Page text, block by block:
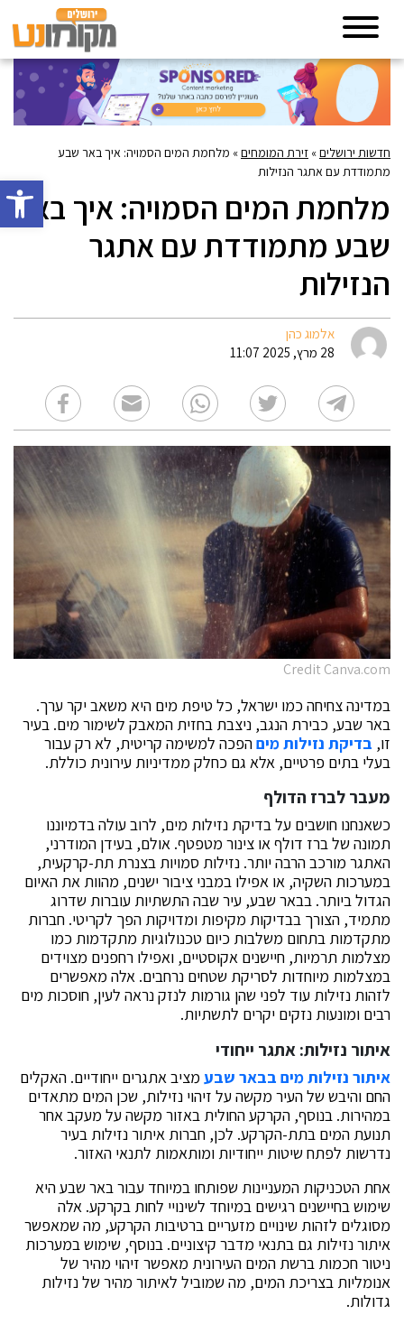
פתח
חדשות ירושלים» זירת המומחים» מלחמת המים הסמויה: איך באר שבע
מתמודדת עם אתגר הנזילות
מלחמת המים הסמויה: איך באר
שבע מתמודדת עם אתגר
הנזילות
אלמוג כהן
28 מרץ, 2025 11:07
Credit Canva.com
במדינה צחיחה כמו ישראל, כל טיפת מים היא משאב יקר ערך.
באר שבע, כבירת הנגב, ניצבת בחזית המאבק לשימור מים. בעיר
זו, בדיקת נזילות מיםהפכה למשימה קריטית, לא רק עבור
בעלי בתים פרטיים, אלא גם כחלק ממדיניות עירונית כוללת.
מעבר לברז הדולף
כשאנחנו חושבים על בדיקת נזילות מים, לרוב עולה בדמיוננו
תמונה של ברז דולף או צינור מטפטף. אולם, בעידן המודרני,
האתגר מורכב הרבה יותר. נזילות סמויות בצנרת תת-קרקעית,
במערכות השקיה, או אפילו במבני ציבור ישנים, מהוות את האיום
הגדול ביותר. בבאר שבע, עיר שבה התשתיות עוברות שדרוג
מתמיד, הצורך בבדיקות מקיפות ומדויקות הפך לקריטי. חברות
מתקדמות בתחום משלבות כיום טכנולוגיות מתקדמות כמו
מצלמות תרמיות, חיישנים אקוסטיים, ואפילו רחפנים מצוידים
במצלמות מיוחדות לסריקת שטחים נרחבים. אלה מאפשרים
לזהות נזילות עוד לפני שהן גורמות לנזק נראה לעין, חוסכות מים
רבים ומונעות נזקים יקרים לתשתיות.
איתור נזילות: אתגר ייחודי
איתור נזילות מים בבאר שבעמציב אתגרים ייחודיים. האקלים
החם והיבש של העיר מקשה על זיהוי נזילות, שכן המים מתאדים
במהירות. בנוסף, הקרקע החולית באזור מקשה על מעקב אחר
תנועת המים בתת-הקרקע. לכן, חברות איתור נזילות בעיר
נדרשות לפתח שיטות ייחודיות ומותאמות לתנאי האזור.
אחת הטכניקות המעניינות שפותחו במיוחד עבור באר שבע היא
שימוש בחיישנים רגישים במיוחד לשינויי לחות בקרקע. אלה
מסוגלים לזהות שינויים מזעריים ברטיבות הקרקע, מה שמאפשר
איתור נזילות גם בתנאי מדבר קיצוניים. בנוסף, שימוש במערכות
ניטור חכמות ברשת המים העירונית מאפשר זיהוי מהיר של
אנומליות בצריכת המים, מה שמוביל לאיתור מהיר של נזילות
גדולות.